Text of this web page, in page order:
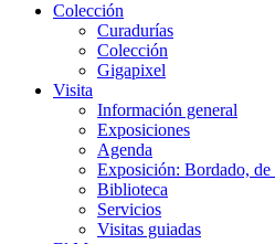
Colección
Curadurías
Colección
Gigapixel
Visita
Información general
Exposiciones
Agenda
Exposición: Bordado, de
Biblioteca
Servicios
Visitas guiadas